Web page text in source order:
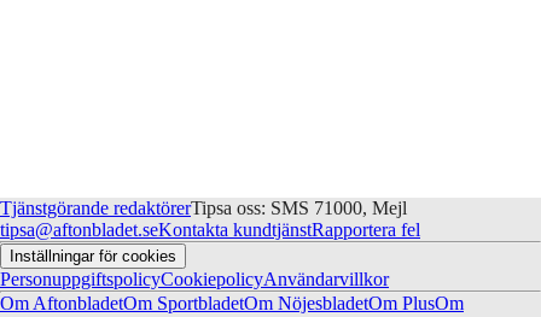
Tjänstgörande redaktörerTipsa oss: SMS 71000, Mejl
tipsa@aftonbladet.seKontakta kundtjänstRapportera fel
Inställningar för cookies
PersonuppgiftspolicyCookiepolicyAnvändarvillkor
Om AftonbladetOm SportbladetOm NöjesbladetOm PlusOm